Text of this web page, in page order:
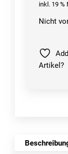
inkl. 19 %
Nicht
Artikel?